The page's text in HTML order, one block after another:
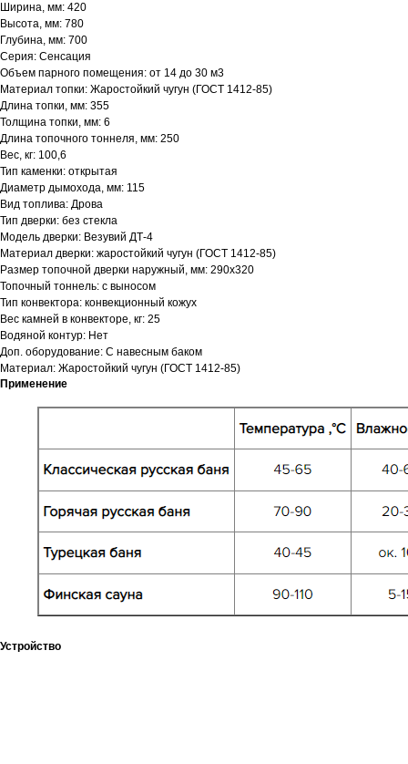
Ширина, мм: 420
Высота, мм: 780
Глубина, мм: 700
Серия: Сенсация
Объем парного помещения: от 14 до 30 м3
Материал топки: Жаростойкий чугун (ГОСТ 1412-85)
Длина топки, мм: 355
Толщина топки, мм: 6
Длина топочного тоннеля, мм: 250
Вес, кг: 100,6
Тип каменки: открытая
Диаметр дымохода, мм: 115
Вид топлива: Дрова
Тип дверки: без стекла
Модель дверки: Везувий ДТ-4
Материал дверки: жаростойкий чугун (ГОСТ 1412-85)
Размер топочной дверки наружный, мм: 290х320
Топочный тоннель: с выносом
Тип конвектора: конвекционный кожух
Вес камней в конвекторе, кг: 25
Водяной контур: Нет
Доп. оборудование: С навесным баком
Материал: Жаростойкий чугун (ГОСТ 1412-85)
Применение
Устройство